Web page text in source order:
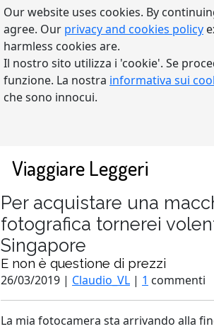
Our website uses cookies. By
agree. Our privacy and cookies policy
harmless cookies are.
Il nostro sito utilizza i 'cookie'. Se
funzione. La nostra informativa sui
che sono innocui.
Viaggiare Leggeri
Per acquistare una
fotografica tornerei
Singapore
E non è questione di prezzi
26/03/2019 | Claudio_VL | 1 commenti
La mia fotocamera sta arrivando alla